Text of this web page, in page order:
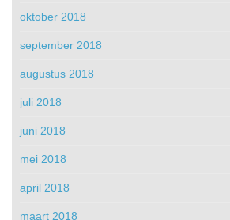
oktober 2018
september 2018
augustus 2018
juli 2018
juni 2018
mei 2018
april 2018
maart 2018